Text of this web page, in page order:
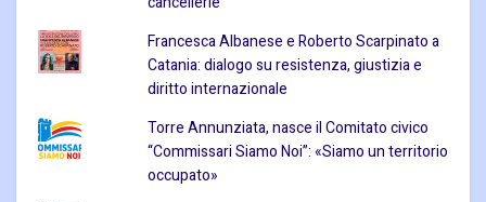
Francesca Albanese e Roberto Scarpinato a
Catania: dialogo su resistenza, giustizia e
diritto internazionale
Torre Annunziata, nasce il Comitato civico
“Commissari Siamo Noi”: «Siamo un territorio
occupato»